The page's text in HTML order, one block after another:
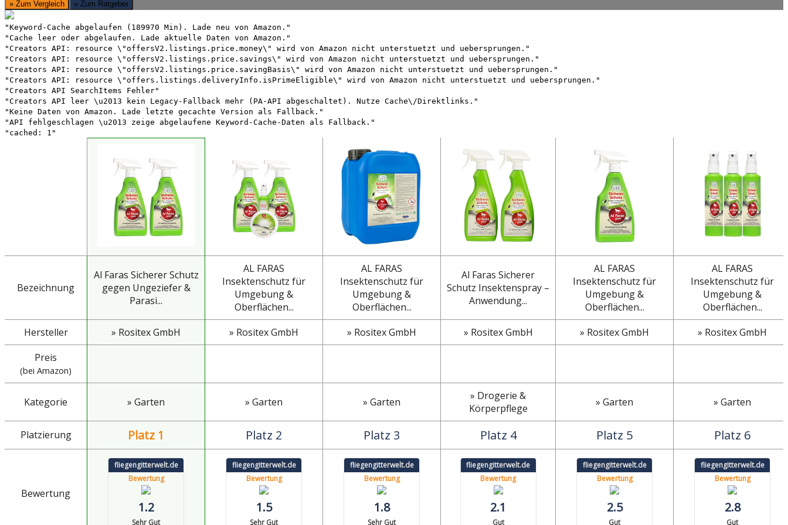
» Zum Vergleich » Zum Ratgeber
"Keyword-Cache abgelaufen (189970 Min). Lade neu von Amazon."
"Cache leer oder abgelaufen. Lade aktuelle Daten von Amazon."
"Creators API: resource \"offersV2.listings.price.money\" wird von Amazon nicht unterstuetzt und uebersprungen."
"Creators API: resource \"offersV2.listings.price.savings\" wird von Amazon nicht unterstuetzt und uebersprungen."
"Creators API: resource \"offersV2.listings.price.savingBasis\" wird von Amazon nicht unterstuetzt und uebersprungen."
"Creators API: resource \"offers.listings.deliveryInfo.isPrimeEligible\" wird von Amazon nicht unterstuetzt und uebersprungen."
"Creators API SearchItems Fehler"
"Creators API leer \u2013 kein Legacy-Fallback mehr (PA-API abgeschaltet). Nutze Cache\/Direktlinks."
"Keine Daten von Amazon. Lade letzte gecachte Version als Fallback."
"API fehlgeschlagen \u2013 zeige abgelaufene Keyword-Cache-Daten als Fallback."
"cached: 1"
Bezeichnung
Al Faras Sicherer Schutz
gegen Ungeziefer &
Parasi...
AL FARAS
Insektenschutz für
Umgebung &
Oberflächen...
AL FARAS
Insektenschutz für
Umgebung &
Oberflächen...
Al Faras Sicherer
Schutz Insektenspray –
Anwendung...
AL FARAS
Insektenschutz für
Umgebung &
Oberflächen...
AL FARAS
Insektenschutz für
Umgebung &
Oberflächen...
Hersteller
» Rositex GmbH » Rositex GmbH » Rositex GmbH » Rositex GmbH » Rositex GmbH
» Rositex GmbH
Preis
(bei Amazon)
Kategorie » Garten » Garten » Garten
» Drogerie &
Körperpflege
» Garten » Garten
Platzierung Platz 1 Platz 2 Platz 3 Platz 4 Platz 5 Platz 6
Bewertung
fliegengitterwelt.de
Bewertung
1.2
Sehr Gut
fliegengitterwelt.de
Bewertung
1.5
Sehr Gut
fliegengitterwelt.de
Bewertung
1.8
Sehr Gut
fliegengitterwelt.de
Bewertung
2.1
Gut
fliegengitterwelt.de
Bewertung
2.5
Gut
fliegengitterwelt.de
Bewertung
2.8
Gut